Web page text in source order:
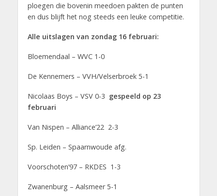
ploegen die bovenin meedoen pakten de punten
en dus blijft het nog steeds een leuke competitie.
Alle uitslagen van zondag 16 februari:
Bloemendaal – WVC 1-0
De Kennemers – VVH/Velserbroek 5-1
Nicolaas Boys – VSV 0-3 gespeeld op 23
februari
Van Nispen – Alliance’22 2-3
Sp. Leiden – Spaarnwoude afg.
Voorschoten’97 – RKDES 1-3
Zwanenburg – Aalsmeer 5-1